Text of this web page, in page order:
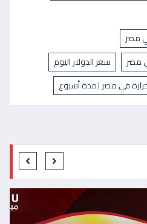
مصر
مصر
سعر الدولار اليوم
في مصر لمدة أسبوع